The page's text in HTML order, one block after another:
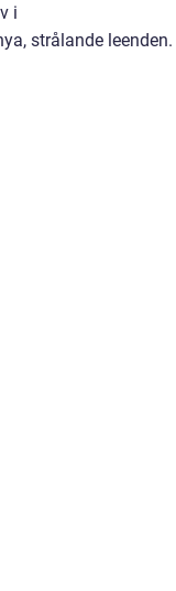
i
strålande leenden.